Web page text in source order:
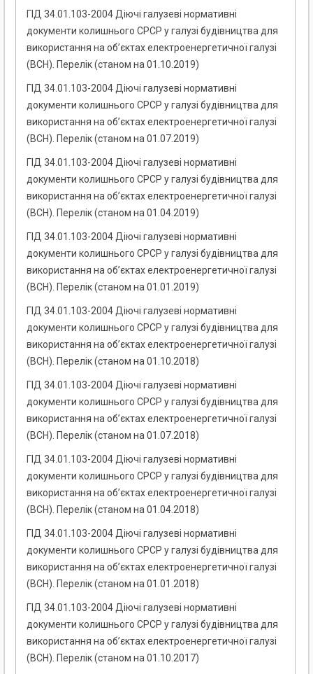
ГІД 34.01.103-2004 Діючі галузеві нормативні
документи колишнього СРСР у галузі будівництва для
використання на об’єктах електроенергетичної галузі
(ВСН). Перелік (станом на 01.10.2019)
ГІД 34.01.103-2004 Діючі галузеві нормативні
документи колишнього СРСР у галузі будівництва для
використання на об’єктах електроенергетичної галузі
(ВСН). Перелік (станом на 01.07.2019)
ГІД 34.01.103-2004 Діючі галузеві нормативні
документи колишнього СРСР у галузі будівництва для
використання на об’єктах електроенергетичної галузі
(ВСН). Перелік (станом на 01.04.2019)
ГІД 34.01.103-2004 Діючі галузеві нормативні
документи колишнього СРСР у галузі будівництва для
використання на об’єктах електроенергетичної галузі
(ВСН). Перелік (станом на 01.01.2019)
ГІД 34.01.103-2004 Діючі галузеві нормативні
документи колишнього СРСР у галузі будівництва для
використання на об’єктах електроенергетичної галузі
(ВСН). Перелік (станом на 01.10.2018)
ГІД 34.01.103-2004 Діючі галузеві нормативні
документи колишнього СРСР у галузі будівництва для
використання на об’єктах електроенергетичної галузі
(ВСН). Перелік (станом на 01.07.2018)
ГІД 34.01.103-2004 Діючі галузеві нормативні
документи колишнього СРСР у галузі будівництва для
використання на об’єктах електроенергетичної галузі
(ВСН). Перелік (станом на 01.04.2018)
ГІД 34.01.103-2004 Діючі галузеві нормативні
документи колишнього СРСР у галузі будівництва для
використання на об’єктах електроенергетичної галузі
(ВСН). Перелік (станом на 01.01.2018)
ГІД 34.01.103-2004 Діючі галузеві нормативні
документи колишнього СРСР у галузі будівництва для
використання на об’єктах електроенергетичної галузі
(ВСН). Перелік (станом на 01.10.2017)